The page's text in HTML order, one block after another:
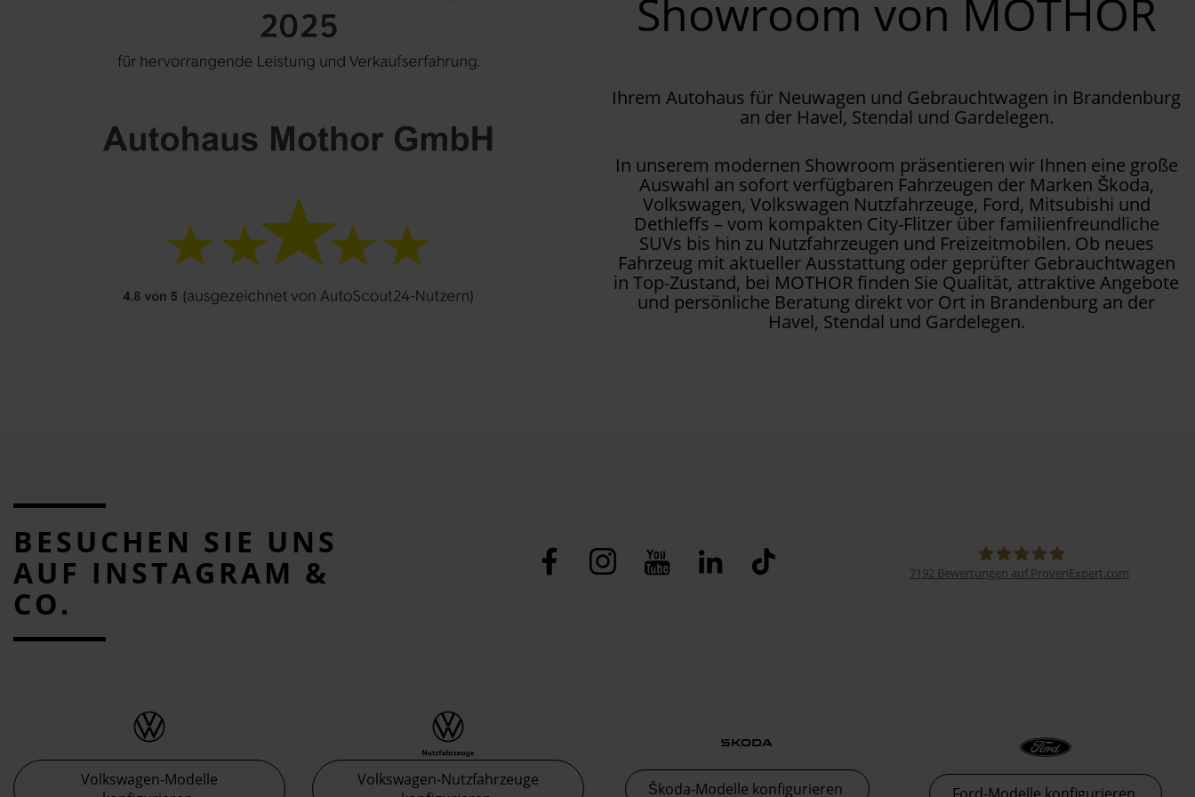
Showroom von MOTHOR
Ihrem Autohaus für Neuwagen und Gebrauchtwagen in Brandenburg
an der Havel, Stendal und Gardelegen.
In unserem modernen Showroom präsentieren wir Ihnen eine große
Auswahl an sofort verfügbaren Fahrzeugen der Marken Škoda,
Volkswagen, Volkswagen Nutzfahrzeuge, Ford, Mitsubishi und
Dethleffs – vom kompakten City-Flitzer über familienfreundliche
SUVs bis hin zu Nutzfahrzeugen und Freizeitmobilen. Ob neues
Fahrzeug mit aktueller Ausstattung oder geprüfter Gebrauchtwagen
in Top-Zustand, bei MOTHOR finden Sie Qualität, attraktive Angebote
und persönliche Beratung direkt vor Ort in Brandenburg an der
Havel, Stendal und Gardelegen.
BESUCHEN SIE UNS
AUF INSTAGRAM &
CO.
7192 Bewertungen auf ProvenExpert.com
Volkswagen-Modelle
Volkswagen-Nutzfahrzeuge
Škoda-Modelle konfigurieren